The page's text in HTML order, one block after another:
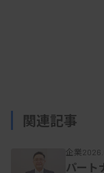
関連記事
企業
パート